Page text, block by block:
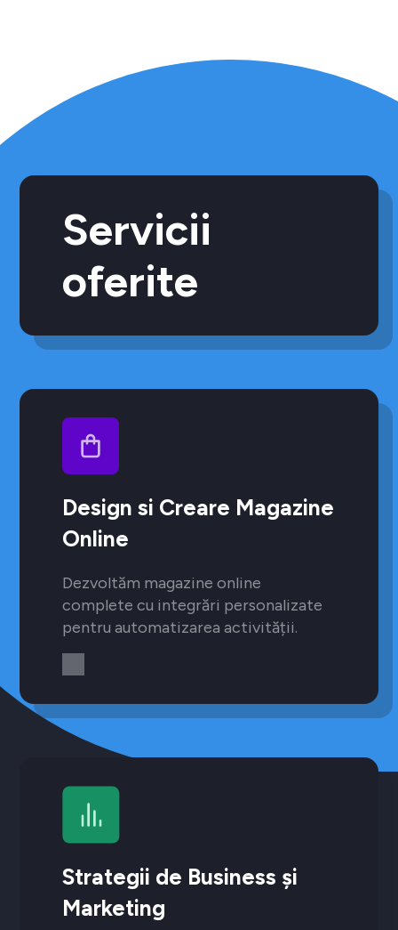
Servicii
oferite
Design si Creare Magazine
Online
Dezvoltăm magazine online
complete cu integrări personalizate
pentru automatizarea activității.
Strategii de Business și
Marketing